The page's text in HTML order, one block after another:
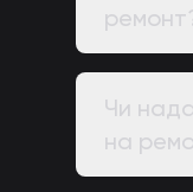
Чи
на